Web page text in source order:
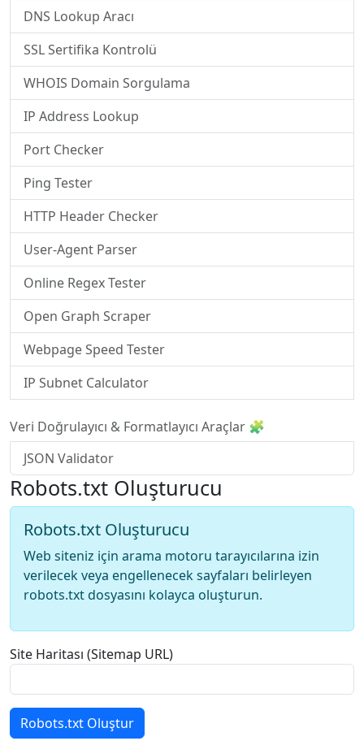
DNS Lookup Aracı
SSL Sertifika Kontrolü
WHOIS Domain Sorgulama
IP Address Lookup
Port Checker
Ping Tester
HTTP Header Checker
User-Agent Parser
Online Regex Tester
Open Graph Scraper
Webpage Speed Tester
IP Subnet Calculator
Veri Doğrulayıcı & Formatlayıcı Araçlar 🧩
JSON Validator
Robots.txt Oluşturucu
Robots.txt Oluşturucu
Web siteniz için arama motoru tarayıcılarına izin
verilecek veya engellenecek sayfaları belirleyen
robots.txt dosyasını kolayca oluşturun.
Site Haritası (Sitemap URL)
Robots.txt Oluştur